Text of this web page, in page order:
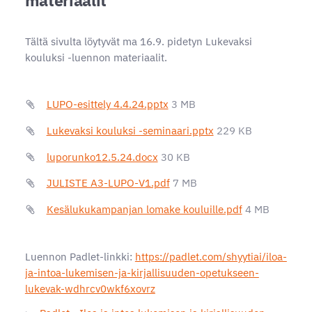
Tältä sivulta löytyvät ma 16.9. pidetyn Lukevaksi
kouluksi -luennon materiaalit.
LUPO-esittely 4.4.24.pptx 3 MB
Lukevaksi kouluksi -seminaari.pptx 229 KB
luporunko12.5.24.docx 30 KB
JULISTE A3-LUPO-V1.pdf 7 MB
Kesälukukampanjan lomake kouluille.pdf 4 MB
Luennon Padlet-linkki: https://padlet.com/shyytiai/iloa-
ja-intoa-lukemisen-ja-kirjallisuuden-opetukseen-
lukevak-wdhrcv0wkf6xovrz